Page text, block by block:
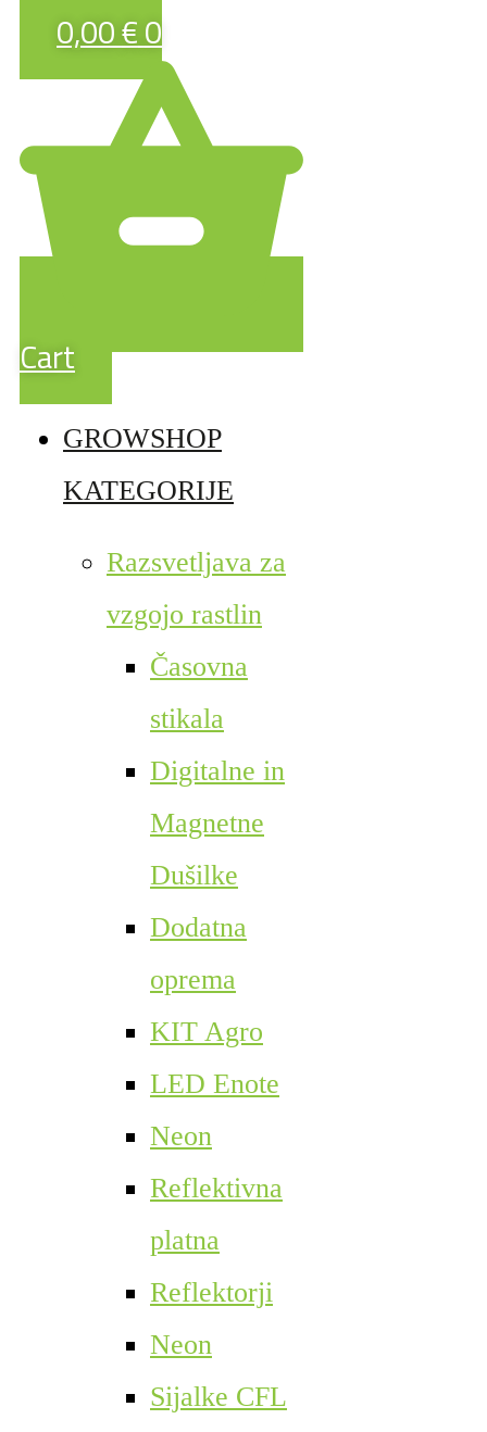
0,00€0
Cart
GROWSHOP
KATEGORIJE
Razsvetljava za
vzgojo rastlin
Časovna
stikala
Digitalne in
Magnetne
Dušilke
Dodatna
oprema
KIT Agro
LED Enote
Neon
Reflektivna
platna
Reflektorji
Neon
Sijalke CFL